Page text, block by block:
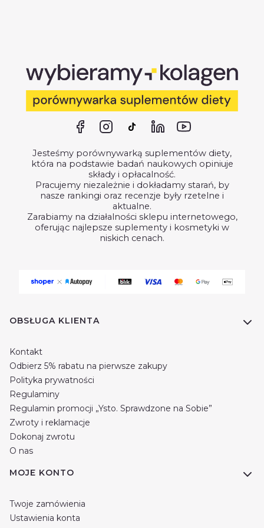
Jesteśmy porównywarką suplementów diety,
która na podstawie badań naukowych opiniuje
składy i opłacalność.
Pracujemy niezależnie i dokładamy starań, by
nasze rankingi oraz recenzje były rzetelne i
aktualne.
Zarabiamy na działalności sklepu internetowego,
oferując najlepsze suplementy i kosmetyki w
niskich cenach.
Linki w stopce
OBSŁUGA KLIENTA
Kontakt
Odbierz 5% rabatu na pierwsze zakupy
Polityka prywatności
Regulaminy
Regulamin promocji „Ysto. Sprawdzone na Sobie”
Zwroty i reklamacje
Dokonaj zwrotu
O nas
MOJE KONTO
Twoje zamówienia
Ustawienia konta